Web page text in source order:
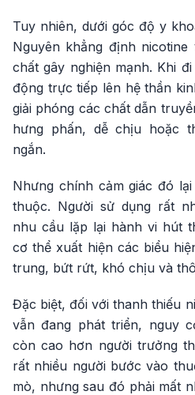
Tuy nhiên, dưới góc độ y
Nguyên khẳng định
chất gây nghiện mạnh. Khi
động trực tiếp lên hệ thần
giải phóng các chất dẫn
hưng phấn, dễ chịu hoặc
ngắn.
Nhưng chính cảm giác đó
thuộc. Người sử dụng rất
nhu cầu lặp lại hành vi hút
cơ thể xuất hiện các biểu
trung, bứt rứt, khó chịu và
Đặc biệt, đối với thanh thiếu
vẫn đang phát triển, nguy
còn cao hơn người trưởng
rất nhiều người bước vào
mò, nhưng sau đó phải mất